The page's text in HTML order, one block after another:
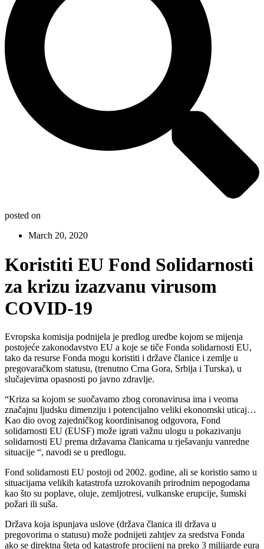
posted on
March 20, 2020
Koristiti EU Fond Solidarnosti
za krizu izazvanu virusom
COVID-19
Evropska komisija podnijela je predlog uredbe kojom se mijenja
postojeće zakonodavstvo EU a koje se tiče Fonda solidarnosti EU,
tako da resurse Fonda mogu koristiti i države članice i zemlje u
pregovaračkom statusu, (trenutno Crna Gora, Srbija i Turska), u
slučajevima opasnosti po javno zdravlje.
“Kriza sa kojom se suočavamo zbog coronavirusa ima i veoma
značajnu ljudsku dimenziju i potencijalno veliki ekonomski uticaj…
Kao dio ovog zajedničkog koordinisanog odgovora, Fond
solidarnosti EU (EUSF) može igrati važnu ulogu u pokazivanju
solidarnosti EU prema državama članicama u rješavanju vanredne
situacije “, navodi se u predlogu.
Fond solidarnosti EU postoji od 2002. godine, ali se koristio samo u
situacijama velikih katastrofa uzrokovanih prirodnim nepogodama
kao što su poplave, oluje, zemljotresi, vulkanske erupcije, šumski
požari ili suša.
Država koja ispunjava uslove (država članica ili država u
pregovorima o statusu) može podnijeti zahtjev za sredstva Fonda
ako se direktna šteta od katastrofe procijeni na preko 3 milijarde eura